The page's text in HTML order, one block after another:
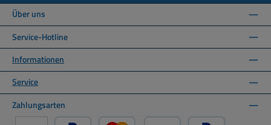
Über uns
Service-Hotline
Informationen
Service
Zahlungsarten